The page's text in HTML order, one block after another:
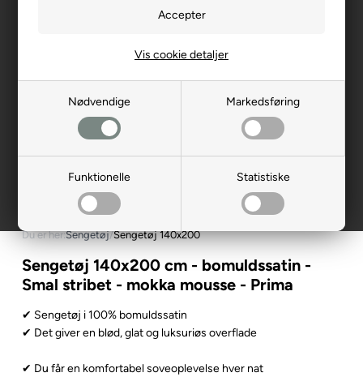
Nødvendige Markedsføring
Funktionelle Statistiske
Vis cookie detaljer
Du er her:Sengetøj/Sengetøj 140x200
Sengetøj 140x200 cm - bomuldssatin -
Smal stribet - mokka mousse - Prima
✔ Sengetøj i 100% bomuldssatin
✔ Det giver en blød, glat og luksuriøs overflade
✔ Du får en komfortabel soveoplevelse hver nat